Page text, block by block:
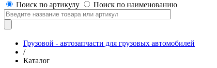
Поиск по артикулу
Поиск по наименованию
Грузовой - автозапчасти для грузовых автомобилей
/
Каталог